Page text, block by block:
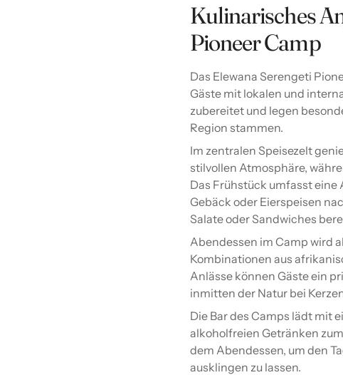
Kulinarisches
Pioneer Camp
Das Elewana Serengeti
Gäste mit lokalen und
zubereitet und legen
Region stammen.
Im zentralen Speisezelt
stilvollen Atmosphäre,
Das Frühstück umfasst eine
Gebäck oder Eierspeisen
Salate oder Sandwiches
Abendessen im Camp wird
Kombinationen aus
Anlässe können Gäste ein
inmitten der Natur bei
Die Bar des Camps lädt mit
alkoholfreien Getränken
dem Abendessen, um den
ausklingen zu lassen.